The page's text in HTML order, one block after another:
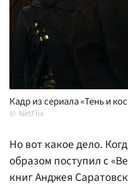
Кадр из сериала «Тень и
NetFlix
Но вот какое дело.
образом поступил с
книг Анджея